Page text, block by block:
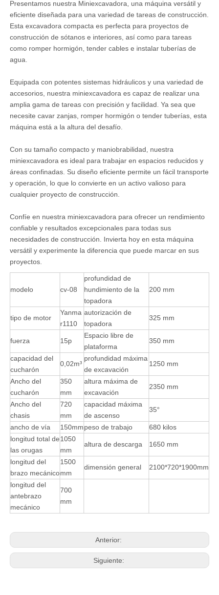
Flexibilidad Fácil de operar Excavadora 1.5T 1.6T 1.7T de China Excavadora ligera y eficiente con ahorro de energía 0.8T 1T 1.2T
Presentamos nuestra Miniexcavadora, una máquina versátil y
eficiente diseñada para una variedad de tareas de construcción.
Esta excavadora compacta es perfecta para proyectos de
construcción de sótanos e interiores, así como para tareas
como romper hormigón, tender cables e instalar tuberías de
agua.
Equipada con potentes sistemas hidráulicos y una variedad de
accesorios, nuestra miniexcavadora es capaz de realizar una
amplia gama de tareas con precisión y facilidad. Ya sea que
necesite cavar zanjas, romper hormigón o tender tuberías, esta
máquina está a la altura del desafío.
Con su tamaño compacto y maniobrabilidad, nuestra
miniexcavadora es ideal para trabajar en espacios reducidos y
áreas confinadas. Su diseño eficiente permite un fácil transporte
y operación, lo que lo convierte en un activo valioso para
cualquier proyecto de construcción.
Confíe en nuestra miniexcavadora para ofrecer un rendimiento
confiable y resultados excepcionales para todas sus
necesidades de construcción. Invierta hoy en esta máquina
versátil y experimente la diferencia que puede marcar en sus
proyectos.
modelo cv-08
profundidad de
hundimiento de la
topadora
200 mm
tipo de motor
Yanma
r1110
autorización de
topadora
325 mm
fuerza 15p
Espacio libre de
plataforma
350 mm
capacidad del
cucharón
0,02m³
profundidad máxima
de excavación
1250 mm
Ancho del
cucharón
350
mm
altura máxima de
excavación
2350 mm
Ancho del
chasis
720
mm
capacidad máxima
de ascenso
35°
ancho de vía 150mmpeso de trabajo
680 kilos
longitud total de
las orugas
1050
mm
altura de descarga 1650 mm
longitud del
brazo mecánico
1500
mm
dimensión general 2100*720*1900mm
longitud del
antebrazo
mecánico
700
mm
Anterior:
Siguiente: